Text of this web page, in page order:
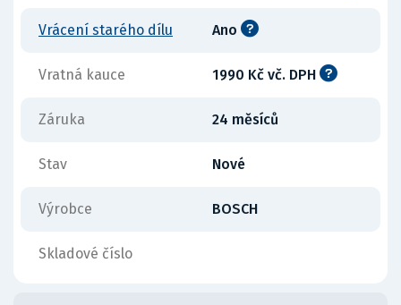
Vrácení starého dílu Ano
Vratná kauce 1990 Kč vč. DPH
Záruka 24 měsíců
Stav Nové
Výrobce BOSCH
Skladové číslo